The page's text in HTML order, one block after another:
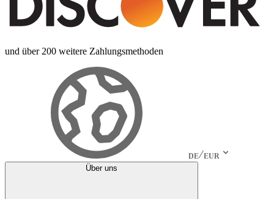
und über 200 weitere Zahlungsmethoden
DE EUR
Über uns